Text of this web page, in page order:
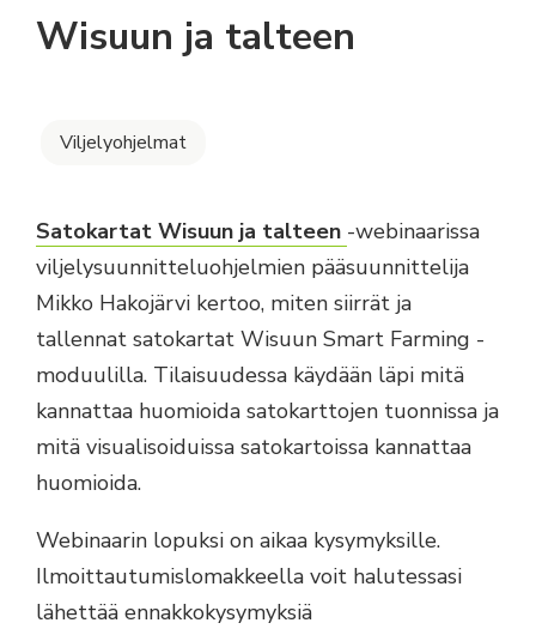
Wisuun ja talteen
Viljelyohjelmat
Satokartat Wisuun ja talteen -webinaarissa
viljelysuunnitteluohjelmien pääsuunnittelija
Mikko Hakojärvi kertoo, miten siirrät ja
tallennat satokartat Wisuun Smart Farming -
moduulilla. Tilaisuudessa käydään läpi mitä
kannattaa huomioida satokarttojen tuonnissa ja
mitä visualisoiduissa satokartoissa kannattaa
huomioida.
Webinaarin lopuksi on aikaa kysymyksille.
Ilmoittautumislomakkeella voit halutessasi
lähettää ennakkokysymyksiä